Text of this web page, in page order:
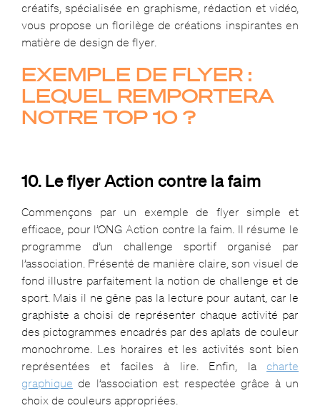
créatifs, spécialisée en graphisme, rédaction et vidéo,
vous propose un florilège de créations inspirantes en
matière de design de flyer.
EXEMPLE DE FLYER :
LEQUEL REMPORTERA
NOTRE TOP 10 ?
10. Le flyer Action contre la faim
Commençons par un exemple de flyer simple et
efficace, pour l’ONG Action contre la faim. Il résume le
programme d’un challenge sportif organisé par
l’association. Présenté de manière claire, son visuel de
fond illustre parfaitement la notion de challenge et de
sport. Mais il ne gêne pas la lecture pour autant, car le
graphiste a choisi de représenter chaque activité par
des pictogrammes encadrés par des aplats de couleur
monochrome. Les horaires et les activités sont bien
représentées et faciles à lire. Enfin, la charte
graphique de l’association est respectée grâce à un
choix de couleurs appropriées.